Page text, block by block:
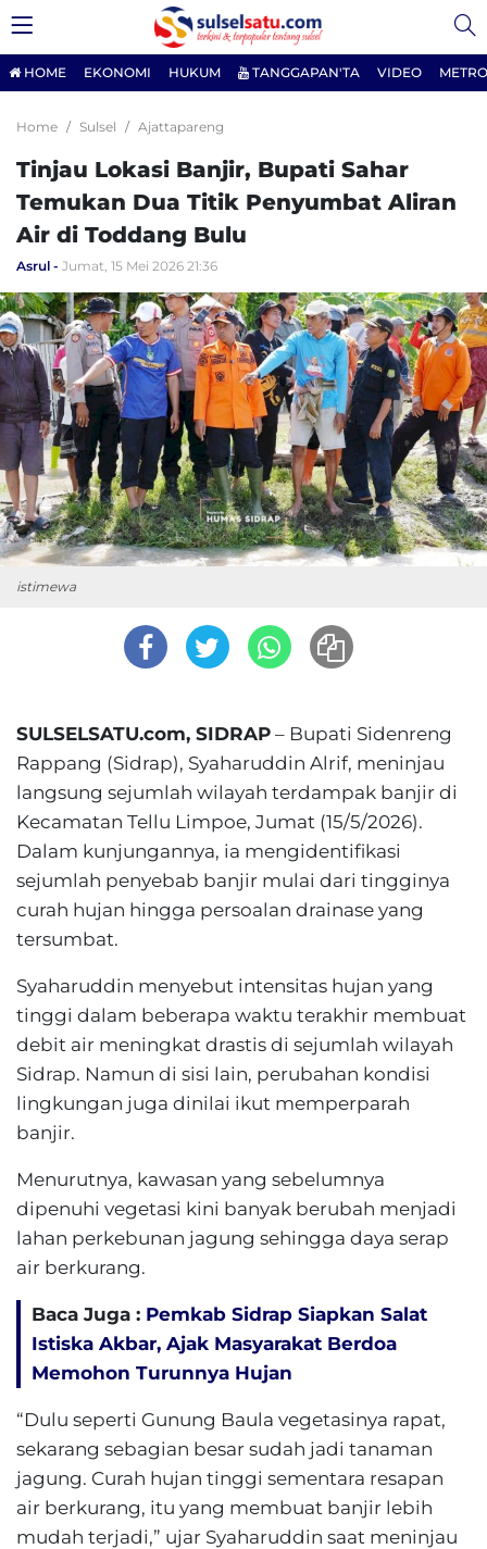
HOME EKONOMI HUKUM TANGGAPAN'TA VIDEO
Home Sulsel Ajattapareng
Tinjau Lokasi Banjir, Bupati Sahar
Temukan Dua Titik Penyumbat Aliran
Air di Toddang Bulu
Asrul Jumat, 15 Mei 2026 21:36
istimewa
SULSELSATU.com, SIDRAP – Bupati Sidenreng
Rappang (Sidrap), Syaharuddin Alrif, meninjau
langsung sejumlah wilayah terdampak banjir di
Kecamatan Tellu Limpoe, Jumat (15/5/2026).
Dalam kunjungannya, ia mengidentifikasi
sejumlah penyebab banjir mulai dari tingginya
curah hujan hingga persoalan drainase yang
tersumbat.
Syaharuddin menyebut intensitas hujan yang
tinggi dalam beberapa waktu terakhir membuat
debit air meningkat drastis di sejumlah wilayah
Sidrap. Namun di sisi lain, perubahan kondisi
lingkungan juga dinilai ikut memperparah
banjir.
Menurutnya, kawasan yang sebelumnya
dipenuhi vegetasi kini banyak berubah menjadi
lahan perkebunan jagung sehingga daya serap
air berkurang.
Baca Juga : Pemkab Sidrap Siapkan Salat
Istiska Akbar, Ajak Masyarakat Berdoa
Memohon Turunnya Hujan
“Dulu seperti Gunung Baula vegetasinya rapat,
sekarang sebagian besar sudah jadi tanaman
jagung. Curah hujan tinggi sementara resapan
air berkurang, itu yang membuat banjir lebih
mudah terjadi,” ujar Syaharuddin saat meninjau